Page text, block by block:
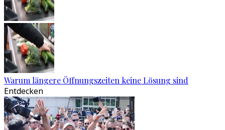
Warum längere Öffnungszeiten keine Lösung sind
Entdecken